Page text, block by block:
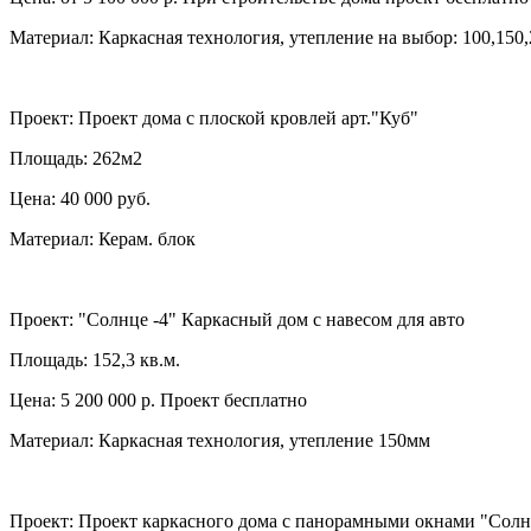
Материал: Каркасная технология, утепление на выбор:
Проект: Проект дома с плоской кровлей арт."Куб"
Площадь: 262м2
Цена: 40 000 руб.
Материал: Керам. блок
Проект: "Солнце -4" Каркасный дом с навесом для авто
Площадь: 152,3 кв.м.
Цена: 5 200 000 р. Проект бесплатно
Материал: Каркасная технология, утепление 150мм
Проект: Проект каркасного дома с панорамными окнами